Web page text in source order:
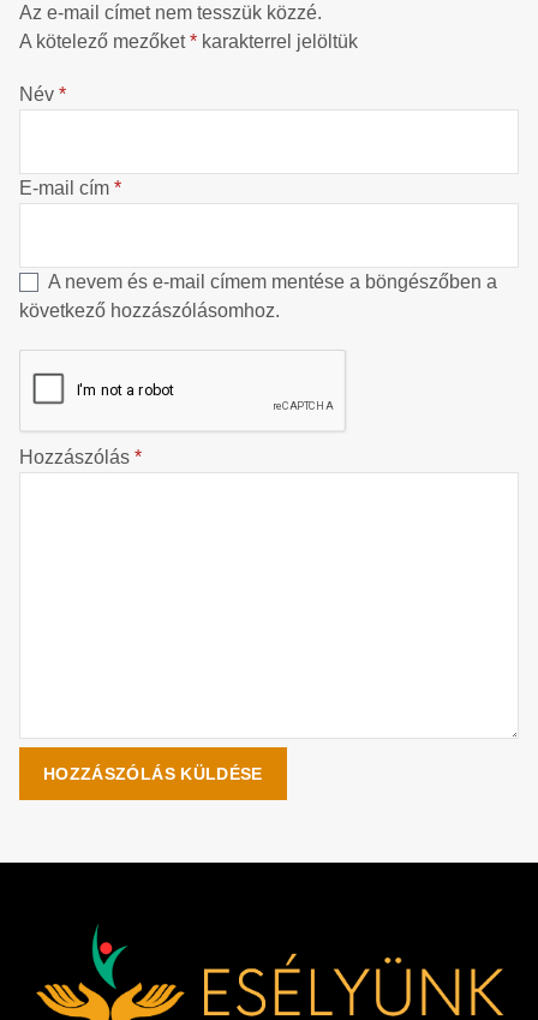
Az e-mail címet nem tesszük közzé.
A kötelező mezőket* karakterrel jelöltük
Név *
E-mail cím *
A nevem és e-mail címem mentése a böngészőben a
következő hozzászólásomhoz.
Hozzászólás *